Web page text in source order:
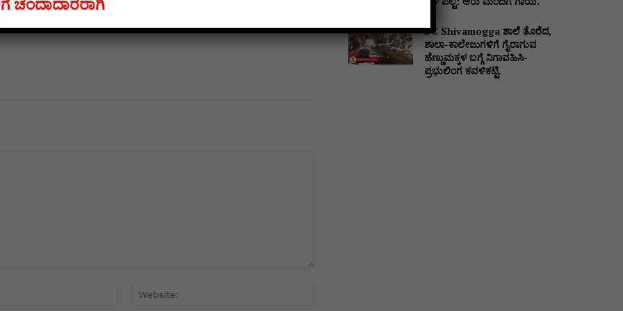
Email:*
DC Shivamogga ಶಾಲೆ ತೊರೆದ,
ಶಾಲಾ-ಕಾಲೇಜುಗಳಿಗೆ ಗೈರಾಗುವ
ಹೆಣ್ಣುಮಕ್ಕಳ ಬಗ್ಗೆ ನಿಗಾವಹಿಸಿ-
ಪ್ರಭುಲಿಂಗ ಕವಳಿಕಟ್ಟಿ.
ಚಂದಾದಾರರಾಗಿ